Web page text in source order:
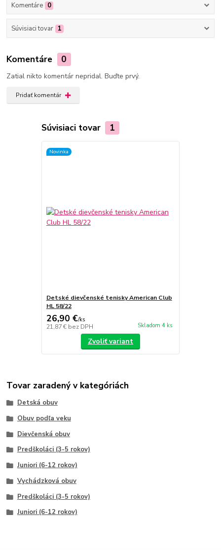
Komentáre 0
Súvisiaci tovar 1
Komentáre 0
Zatial nikto komentár nepridal. Buďte prvý.
Pridať komentár
Súvisiaci tovar 1
Novinka
Detské dievčenské tenisky American Club
HL 58/22
26,90 €/ks
21,87 € bez DPH Skladom 4 ks
Zvoliť variant
Tovar zaradený v kategóriách
Detská obuv
Obuv podľa veku
Dievčenská obuv
Predškoláci (3-5 rokov)
Juniori (6-12 rokov)
Vychádzková obuv
Predškoláci (3-5 rokov)
Juniori (6-12 rokov)